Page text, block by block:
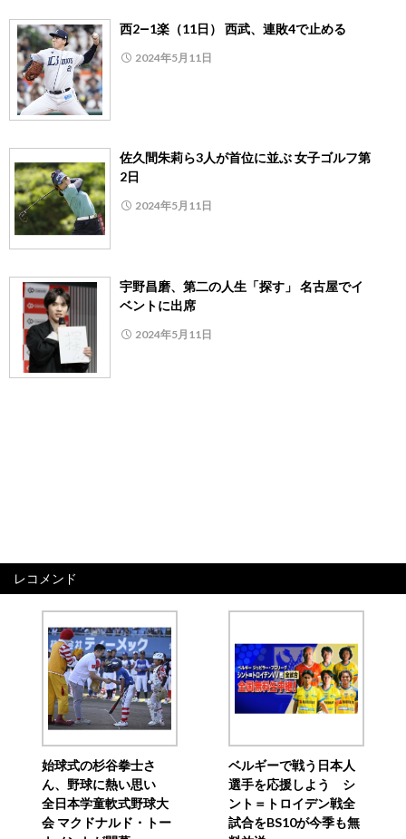
西2―1楽（11日） 西武、連敗4で止める
2024年5月11日
佐久間朱莉ら3人が首位に並ぶ 女子ゴルフ第
2日
2024年5月11日
宇野昌磨、第二の人生「探す」 名古屋でイ
ベントに出席
2024年5月11日
レコメンド
始球式の杉谷拳士さ
ん、野球に熱い思い
全日本学童軟式野球大
会 マクドナルド・トー
ベルギーで戦う日本人
選手を応援しよう シ
ント＝トロイデン戦全
試合をBS10が今季も無